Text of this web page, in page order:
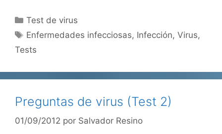
Categorías
Test de virus
Etiquetas
Enfermedades infecciosas, Infección,Virus,
Tests
Preguntas de virus (Test 2)
01/09/2012 por Salvador Resino